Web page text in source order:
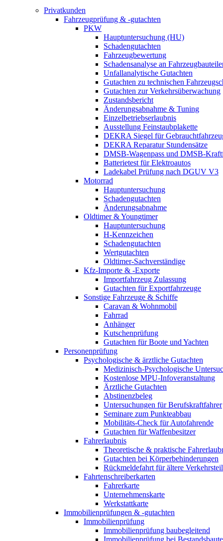
Privatkunden
Fahrzeugprüfung & -gutachten
PKW
Hauptuntersuchung (HU)
Schadengutachten
Fahrzeugbewertung
Schadensanalyse an
Unfallanalytische Gutachten
Gutachten zu technischen
Gutachten zur Verkehrsüberwachung
Zustandsbericht
Änderungsabnahme & Tuning
Einzelbetriebserlaubnis
Ausstellung Feinstaubplakette
DEKRA Siegel für
DEKRA Reparatur Stundensätze
DMSB-Wagenpass und DMSB-
Batterietest für Elektroautos
Ladekabel Prüfung nach DGUV V3
Motorrad
Hauptuntersuchung
Schadengutachten
Änderungsabnahme
Oldtimer & Youngtimer
Hauptuntersuchung
H-Kennzeichen
Schadengutachten
Wertgutachten
Oldtimer-Sachverständige
Kfz-Importe & -Exporte
Importfahrzeug Zulassung
Gutachten für Exportfahrzeuge
Sonstige Fahrzeuge & Schiffe
Caravan & Wohnmobil
Fahrrad
Anhänger
Kutschenprüfung
Gutachten für Boote und Yachten
Personenprüfung
Psychologische & ärztliche Gutachten
Medizinisch-Psychologische
Kostenlose MPU-Infoveranstaltung
Ärztliche Gutachten
Abstinenzbeleg
Untersuchungen für Berufskraftfahrer
Seminare zum Punkteabbau
Mobilitäts-Check für Autofahrende
Gutachten für Waffenbesitzer
Fahrerlaubnis
Theoretische & praktische
Gutachten bei Körperbehinderungen
Rückmeldefahrt für ältere
Fahrtenschreiberkarten
Fahrerkarte
Unternehmenskarte
Werkstattkarte
Immobilienprüfungen & -gutachten
Immobilienprüfung
Immobilienprüfung baubegleitend
Immobilienprüfung bei